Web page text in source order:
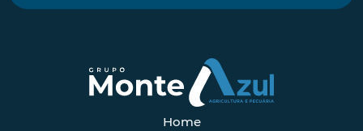
Home